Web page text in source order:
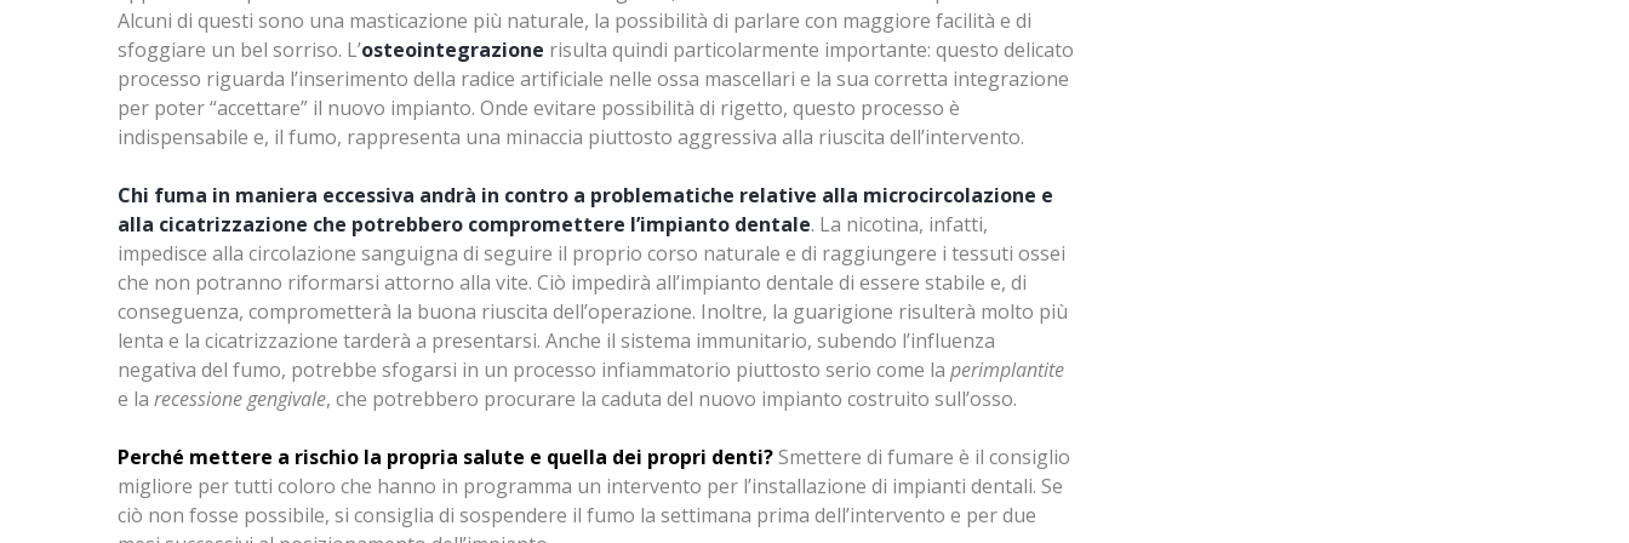
Alcuni di questi sono una masticazione più naturale, la possibilità di parlare con maggiore facilità e di
sfoggiare un bel sorriso. L’osteointegrazione risulta quindi particolarmente importante: questo delicato
processo riguarda l’inserimento della radice artificiale nelle ossa mascellari e la sua corretta integrazione
per poter “accettare” il nuovo impianto. Onde evitare possibilità di rigetto, questo processo è
indispensabile e, il fumo, rappresenta una minaccia piuttosto aggressiva alla riuscita dell’intervento.
Chi fuma in maniera eccessiva andrà in contro a problematiche relative alla microcircolazione e
alla cicatrizzazione che potrebbero compromettere l’impianto dentale. La nicotina, infatti,
impedisce alla circolazione sanguigna di seguire il proprio corso naturale e di raggiungere i tessuti ossei
che non potranno riformarsi attorno alla vite. Ciò impedirà all’impianto dentale di essere stabile e, di
conseguenza, comprometterà la buona riuscita dell’operazione. Inoltre, la guarigione risulterà molto più
lenta e la cicatrizzazione tarderà a presentarsi. Anche il sistema immunitario, subendo l’influenza
negativa del fumo, potrebbe sfogarsi in un processo infiammatorio piuttosto serio come la perimplantite
e la recessione gengivale, che potrebbero procurare la caduta del nuovo impianto costruito sull’osso.
Perché mettere a rischio la propria salute e quella dei propri denti?Smettere di fumare è il consiglio
migliore per tutti coloro che hanno in programma un intervento per l’installazione di impianti dentali. Se
ciò non fosse possibile, si consiglia di sospendere il fumo la settimana prima dell’intervento e per due